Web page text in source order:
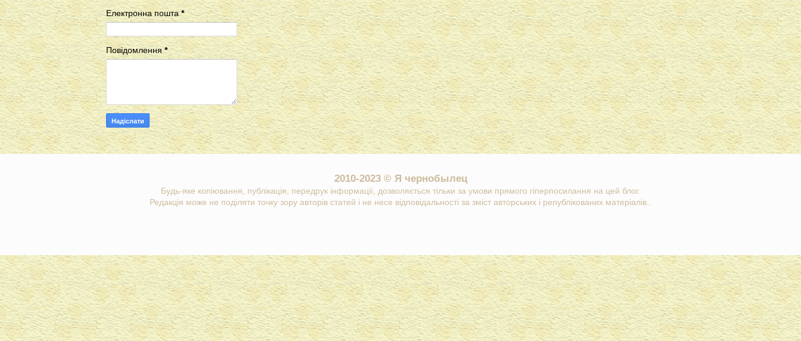
Електронна пошта*
Повідомлення*
2010-2023 © Я чернобылец
Будь-яке копіювання, публікація, передрук інформації, дозволяється тільки за умови прямого гіперпосилання на цей блог.
Редакція може не поділяти точку зору авторів статей і не несе відповідальності за зміст авторських і републікованих матеріалів..